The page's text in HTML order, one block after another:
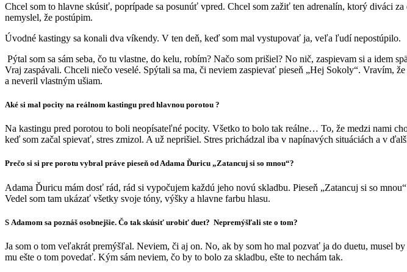
Chcel som to hlavne skúsiť, poprípade sa posunúť vpred. Chcel som zažiť ten adrenalín, ktorý diváci
nemyslel, že postúpim.
Úvodné kastingy sa konali dva víkendy. V ten deň, keď som mal vystupovať ja, veľa ľudí nepostúpilo.
Pýtal som sa sám seba, čo tu vlastne, do kelu, robím? Načo som prišiel? No nič, zaspievam si a
Vraj zaspávali. Chceli niečo veselé. Spýtali sa ma, či neviem zaspievať pieseň „Hej Sokoly“. Vravím,
a neveril vlastným ušiam.
Aké si mal pocity na reálnom kastingu pred hlavnou porotou ?
Na kastingu pred porotou to boli neopísateľné pocity. Všetko to bolo tak reálne… To, že medzi nami
keď som začal spievať, stres zmizol. A už neprišiel. Stres prichádzal iba v napínavých situáciách a v
Prečo si si pre porotu vybral práve pieseň od Adama Ďuricu „Zatancuj si so mnou“?
Adama Ďuricu mám dosť rád, rád si vypočujem každú jeho novú skladbu. Pieseň „Zatancuj si so
Vedel som tam ukázať všetky svoje tóny, výšky a hlavne farbu hlasu.
S Adamom sa poznáš osobnejšie. Čo tak skúsiť urobiť duet? Nepremýšľali ste o tom?
Ja som o tom veľakrát premýšľal. Neviem, či aj on. No, ak by som ho mal pozvať ja do duetu, musel
mu ešte o tom povedať. Kým sám neviem, čo by to bolo za skladbu, ešte to nechám tak.